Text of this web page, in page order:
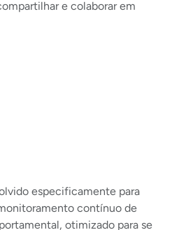
e colaborar em
especificamente para
contínuo de
otimizado para se